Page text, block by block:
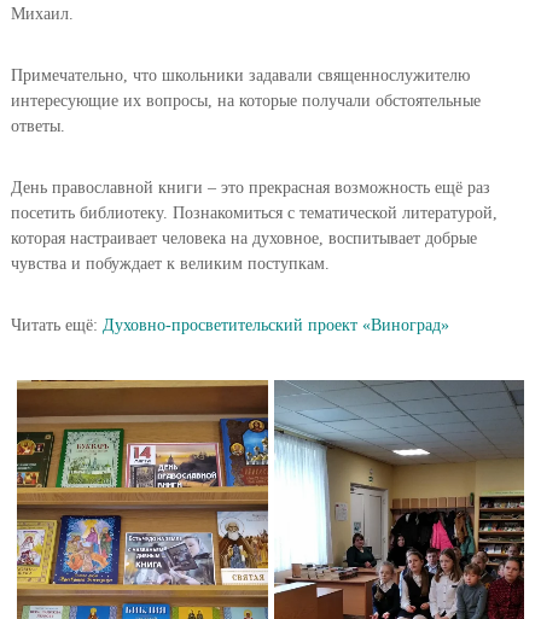
Михаил.
Примечательно, что школьники задавали священнослужителю
интересующие их вопросы, на которые получали обстоятельные
ответы.
День православной книги – это прекрасная возможность ещё раз
посетить библиотеку. Познакомиться с тематической литературой,
которая настраивает человека на духовное, воспитывает добрые
чувства и побуждает к великим поступкам.
Читать ещё: Духовно-просветительский проект «Виноград»